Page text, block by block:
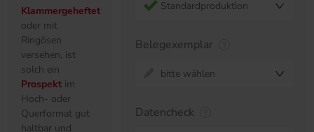
Klammergeheftet
oder mit
Ringösen
versehen, ist
solch ein
Prospekt im
Hoch- oder
Querformat gut
haltbar und
Standardproduktion
Belegexemplar
bitte wählen
Datencheck